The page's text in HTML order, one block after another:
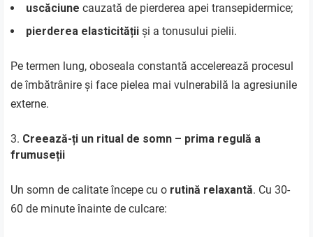
uscăciune cauzată de pierderea apei transepidermice;
pierderea elasticității și a tonusului pielii.
Pe termen lung, oboseala constantă accelerează procesul
de îmbătrânire și face pielea mai vulnerabilă la agresiunile
externe.
Creează-ți un ritual de somn – prima regulă a
frumuseții
Un somn de calitate începe cu o rutină relaxantă. Cu 30-
60 de minute înainte de culcare: